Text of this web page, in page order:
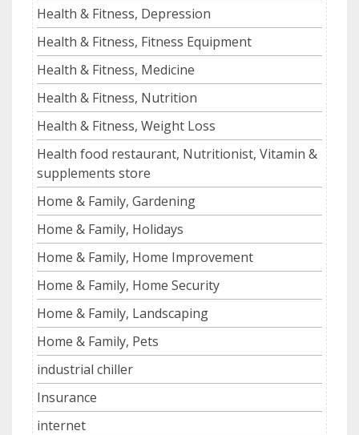
Health & Fitness, Depression
Health & Fitness, Fitness Equipment
Health & Fitness, Medicine
Health & Fitness, Nutrition
Health & Fitness, Weight Loss
Health food restaurant, Nutritionist, Vitamin &
supplements store
Home & Family, Gardening
Home & Family, Holidays
Home & Family, Home Improvement
Home & Family, Home Security
Home & Family, Landscaping
Home & Family, Pets
industrial chiller
Insurance
internet